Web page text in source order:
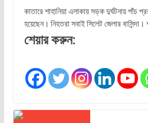
কাতারে শাহানিয়া এলাকায় সড়ক দুর্ঘটনায় পাঁচ
হয়েছেন। নিহতরা সবাই সিলেট জেলার
শেয়ার করুন: